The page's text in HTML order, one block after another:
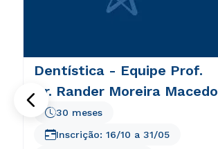
Dentística - Equipe Prof.
Dr. Rander Moreira Macedo
30 meses
Inscrição: 16/10 a 31/05